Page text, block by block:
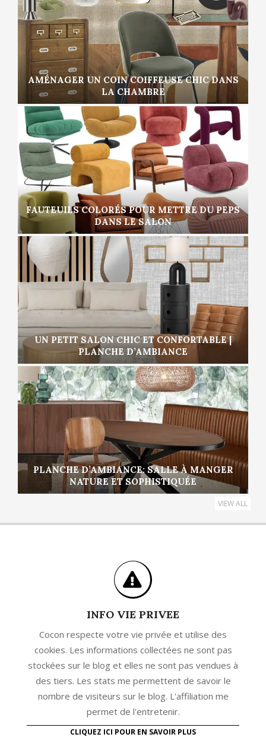
AMÉNAGER UN COIN COIFFEUSE CHIC DANS
LA CHAMBRE
FAUTEUILS COLORÉS POUR METTRE DU PEPS
DANS LE SALON
UN PETIT SALON CHIC ET CONFORTABLE |
PLANCHE D’AMBIANCE
PLANCHE D’AMBIANCE: SALLE À MANGER
NATURE ET SOPHISTIQUÉE
VIEW ALL
INFO VIE PRIVEE
Cocon respecte votre vie privée et utilise des
cookies. Les informations collectées ne sont pas
stockées sur le blog et elles ne sont pas vendues à
des tiers. Les stats me permettent de savoir le
nombre de visiteurs sur le blog. L'affiliation me
permet de l'entretenir.
CLIQUEZ ICI POUR EN SAVOIR PLUS